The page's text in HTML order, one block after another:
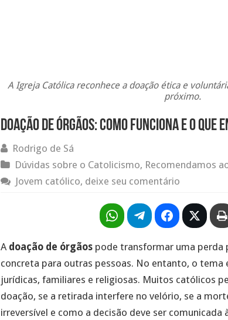
A Igreja Católica reconhece a doação ética e
próximo.
Doação de órgãos: como funciona e o que
Rodrigo de Sá
Dúvidas sobre o Catolicismo, Recomendamos
Jovem católico, deixe seu comentário
A doação de órgãos pode transformar uma perda
concreta para outras pessoas. No entanto, o tema
jurídicas, familiares e religiosas. Muitos católicos
doação, se a retirada interfere no velório, se a
irreversível e como a decisão deve ser comunicada